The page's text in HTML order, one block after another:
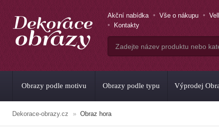
Akční nabídka Vše o nákupu
Kontakty
Obrazy podle motivu Obrazy podle typu Výprodej
Dekorace-obrazy.cz Obraz hora